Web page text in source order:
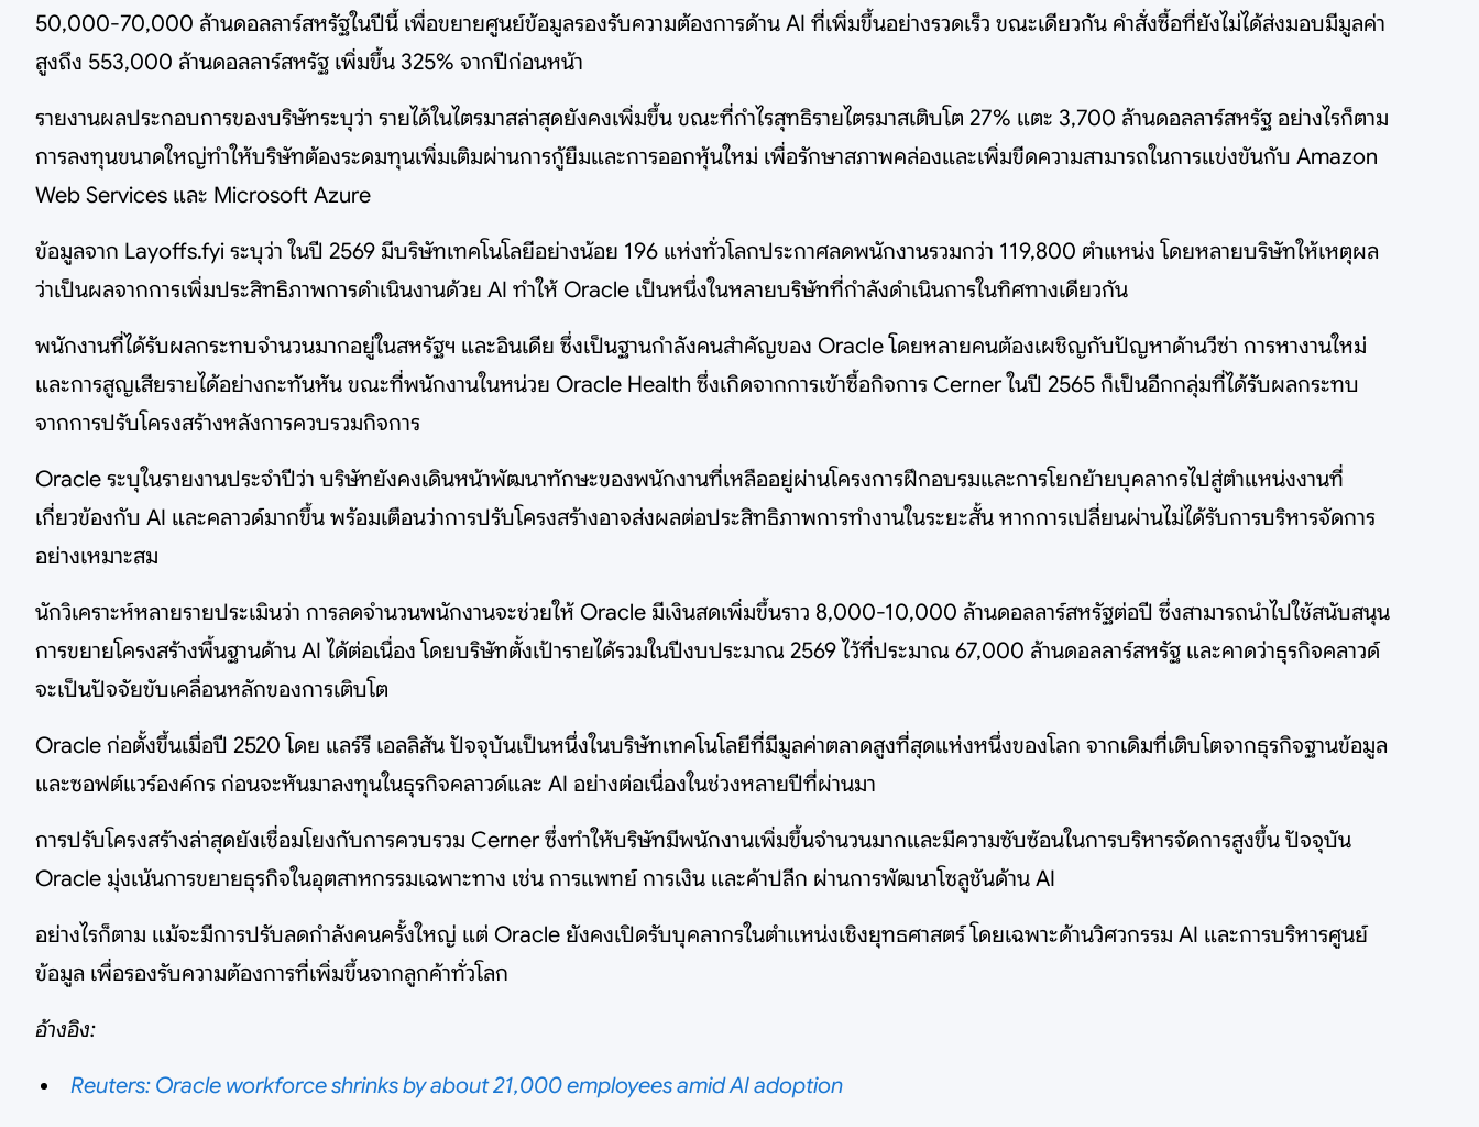
50,000-70,000 ล้านดอลลาร์สหรัฐในปีนี้ เพื่อขยายศูนย์ข้อมูลรองรับความต้องการด้าน AI ที่เพิ่มขึ้นอย่างรวดเร็ว ขณะเดียวกัน คำสั่งซื้อที่ยังไม่ได้ส่งมอบมีมูลค่า
สูงถึง 553,000 ล้านดอลลาร์สหรัฐ เพิ่มขึ้น 325% จากปีก่อนหน้า
รายงานผลประกอบการของบริษัทระบุว่า รายได้ในไตรมาสล่าสุดยังคงเพิ่มขึ้น ขณะที่กำไรสุทธิรายไตรมาสเติบโต 27% แตะ 3,700 ล้านดอลลาร์สหรัฐ อย่างไรก็ตาม
การลงทุนขนาดใหญ่ทำให้บริษัทต้องระดมทุนเพิ่มเติมผ่านการกู้ยืมและการออกหุ้นใหม่ เพื่อรักษาสภาพคล่องและเพิ่มขีดความสามารถในการแข่งขันกับ Amazon
Web Services และ Microsoft Azure
ข้อมูลจาก Layoffs.fyi ระบุว่า ในปี 2569 มีบริษัทเทคโนโลยีอย่างน้อย 196 แห่งทั่วโลกประกาศลดพนักงานรวมกว่า 119,800 ตำแหน่ง โดยหลายบริษัทให้เหตุผล
ว่าเป็นผลจากการเพิ่มประสิทธิภาพการดำเนินงานด้วย AI ทำให้ Oracle เป็นหนึ่งในหลายบริษัทที่กำลังดำเนินการในทิศทางเดียวกัน
พนักงานที่ได้รับผลกระทบจำนวนมากอยู่ในสหรัฐฯ และอินเดีย ซึ่งเป็นฐานกำลังคนสำคัญของ Oracle โดยหลายคนต้องเผชิญกับปัญหาด้านวีซ่า การหางานใหม่
และการสูญเสียรายได้อย่างกะทันหัน ขณะที่พนักงานในหน่วย Oracle Health ซึ่งเกิดจากการเข้าซื้อกิจการ Cerner ในปี 2565 ก็เป็นอีกกลุ่มที่ได้รับผลกระทบ
จากการปรับโครงสร้างหลังการควบรวมกิจการ
Oracle ระบุในรายงานประจำปีว่า บริษัทยังคงเดินหน้าพัฒนาทักษะของพนักงานที่เหลืออยู่ผ่านโครงการฝึกอบรมและการโยกย้ายบุคลากรไปสู่ตำแหน่งงานที่
เกี่ยวข้องกับ AI และคลาวด์มากขึ้น พร้อมเตือนว่าการปรับโครงสร้างอาจส่งผลต่อประสิทธิภาพการทำงานในระยะสั้น หากการเปลี่ยนผ่านไม่ได้รับการบริหารจัดการ
อย่างเหมาะสม
นักวิเคราะห์หลายรายประเมินว่า การลดจำนวนพนักงานจะช่วยให้ Oracle มีเงินสดเพิ่มขึ้นราว 8,000-10,000 ล้านดอลลาร์สหรัฐต่อปี ซึ่งสามารถนำไปใช้สนับสนุน
การขยายโครงสร้างพื้นฐานด้าน AI ได้ต่อเนื่อง โดยบริษัทตั้งเป้ารายได้รวมในปีงบประมาณ 2569 ไว้ที่ประมาณ 67,000 ล้านดอลลาร์สหรัฐ และคาดว่าธุรกิจคลาวด์
จะเป็นปัจจัยขับเคลื่อนหลักของการเติบโต
Oracle ก่อตั้งขึ้นเมื่อปี 2520 โดย แลร์รี เอลลิสัน ปัจจุบันเป็นหนึ่งในบริษัทเทคโนโลยีที่มีมูลค่าตลาดสูงที่สุดแห่งหนึ่งของโลก จากเดิมที่เติบโตจากธุรกิจฐานข้อมูล
และซอฟต์แวร์องค์กร ก่อนจะหันมาลงทุนในธุรกิจคลาวด์และ AI อย่างต่อเนื่องในช่วงหลายปีที่ผ่านมา
การปรับโครงสร้างล่าสุดยังเชื่อมโยงกับการควบรวม Cerner ซึ่งทำให้บริษัทมีพนักงานเพิ่มขึ้นจำนวนมากและมีความซับซ้อนในการบริหารจัดการสูงขึ้น ปัจจุบัน
Oracle มุ่งเน้นการขยายธุรกิจในอุตสาหกรรมเฉพาะทาง เช่น การแพทย์ การเงิน และค้าปลีก ผ่านการพัฒนาโซลูชันด้าน AI
อย่างไรก็ตาม แม้จะมีการปรับลดกำลังคนครั้งใหญ่ แต่ Oracle ยังคงเปิดรับบุคลากรในตำแหน่งเชิงยุทธศาสตร์ โดยเฉพาะด้านวิศวกรรม AI และการบริหารศูนย์
ข้อมูล เพื่อรองรับความต้องการที่เพิ่มขึ้นจากลูกค้าทั่วโลก
อ้างอิง:
Reuters: Oracle workforce shrinks by about 21,000 employees amid AI adoption